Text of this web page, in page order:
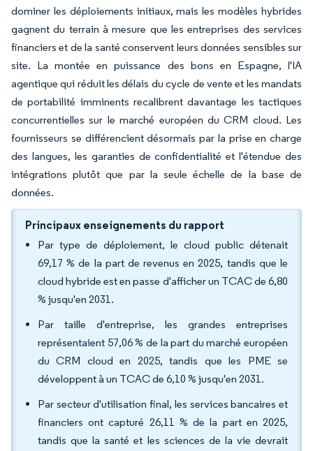
dominer les déploiements initiaux, mais les modèles hybrides
gagnent du terrain à mesure que les entreprises des services
financiers et de la santé conservent leurs données sensibles sur
site. La montée en puissance des bons en Espagne, l'IA
agentique qui réduit les délais du cycle de vente et les mandats
de portabilité imminents recalibrent davantage les tactiques
concurrentielles sur le marché européen du CRM cloud. Les
fournisseurs se différencient désormais par la prise en charge
des langues, les garanties de confidentialité et l'étendue des
intégrations plutôt que par la seule échelle de la base de
données.
Principaux enseignements du rapport
Par type de déploiement, le cloud public détenait
69,17 % de la part de revenus en 2025, tandis que le
cloud hybride est en passe d'afficher un TCAC de 6,80
% jusqu'en 2031.
Par taille d'entreprise, les grandes entreprises
représentaient 57,06 % de la part du marché européen
du CRM cloud en 2025, tandis que les PME se
développent à un TCAC de 6,10 % jusqu'en 2031.
Par secteur d'utilisation final, les services bancaires et
financiers ont capturé 26,11 % de la part en 2025,
tandis que la santé et les sciences de la vie devrait